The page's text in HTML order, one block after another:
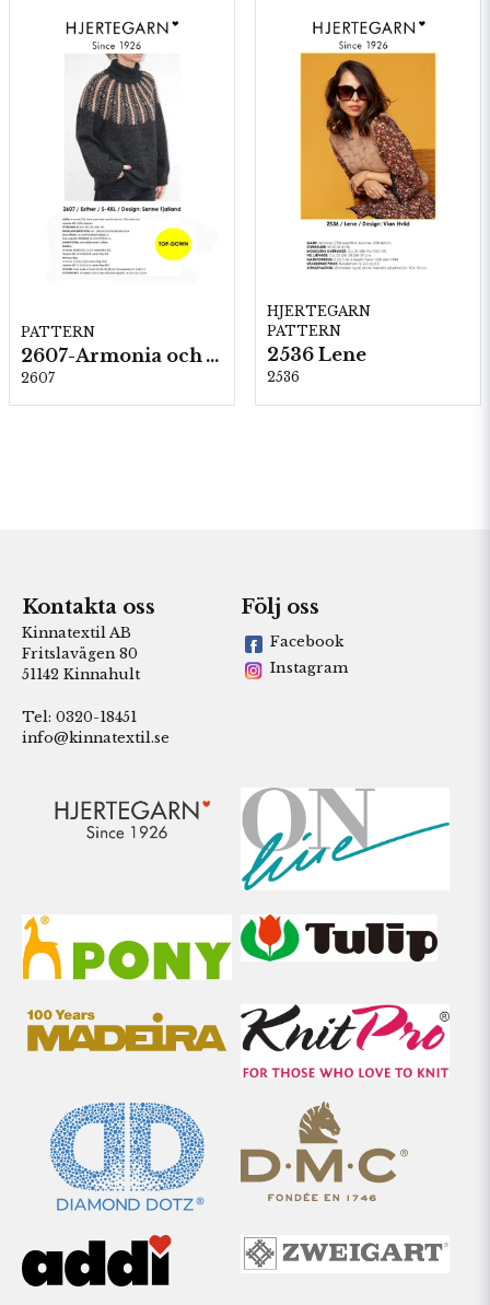
PATTERN
2607-Armonia och Alpaca 400
2607
HJERTEGARN
PATTERN
2536 Lene
2536
Kontakta oss
Kinnatextil AB
Fritslavägen 80
51142 Kinnahult
Tel: 0320-18451
info@kinnatextil.se
Följ oss
Facebook
Instagram